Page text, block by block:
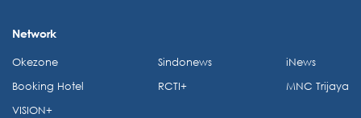
Network
Okezone
Booking Hotel
VISION+
Sindonews
RCTI+
iNews
MNC Trijaya